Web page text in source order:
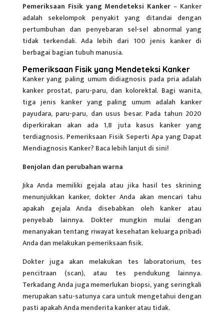
Pemeriksaan Fisik yang Mendeteksi Kanker – Kanker
adalah sekelompok penyakit yang ditandai dengan
pertumbuhan dan penyebaran sel-sel abnormal yang
tidak terkendali. Ada lebih dari 100 jenis kanker di
berbagai bagian tubuh manusia.
Pemeriksaan Fisik yang Mendeteksi Kanker
Kanker yang paling umum didiagnosis pada pria adalah
kanker prostat, paru-paru, dan kolorektal. Bagi wanita,
tiga jenis kanker yang paling umum adalah kanker
payudara, paru-paru, dan usus besar. Pada tahun 2020
diperkirakan akan ada 1,8 juta kasus kanker yang
terdiagnosis. Pemeriksaan FisikSeperti Apa yang Dapat
Mendiagnosis Kanker? Baca lebih lanjut di sini!
Benjolan dan perubahan warna
Jika Anda memiliki gejala atau jika hasil tes skrining
menunjukkan kanker, dokter Anda akan mencari tahu
apakah gejalaAnda disebabkan oleh kanker atau
penyebab lainnya. Dokter mungkin mulai dengan
menanyakan tentang riwayat kesehatan keluarga pribadi
Anda dan melakukan pemeriksaan fisik.
Dokter juga akan melakukan tes laboratorium, tes
pencitraan (scan), atau tes pendukung lainnya.
Terkadang Anda juga memerlukan biopsi, yang seringkali
merupakan satu-satunya cara untuk mengetahui dengan
pasti apakah Anda menderita kanker atau tidak.